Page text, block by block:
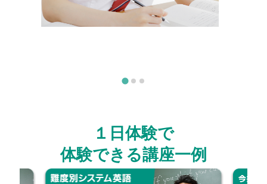
１日体験で
体験できる講座一例